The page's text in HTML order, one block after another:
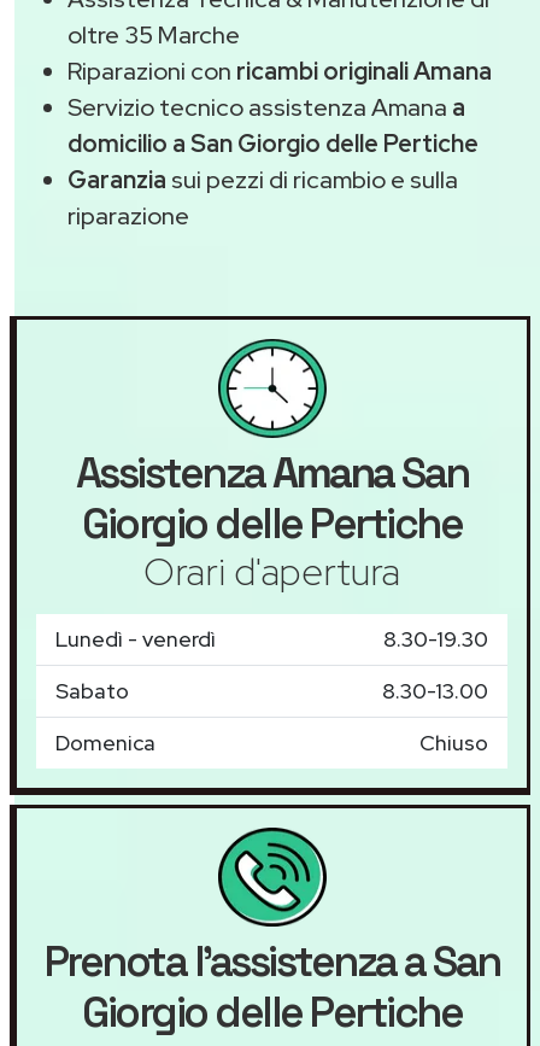
oltre 35 Marche
Riparazioni con ricambi originali Amana
Servizio tecnico assistenza Amana a
domicilio a San Giorgio delle Pertiche
Garanzia sui pezzi di ricambio e sulla
riparazione
AssistenzaAmanaSan
Giorgio delle Pertiche
Orari d'apertura
Lunedì - venerdì
8.30-19.30
Sabato
8.30-13.00
Domenica
Chiuso
Prenota l'assistenza a San
Giorgio delle Pertiche